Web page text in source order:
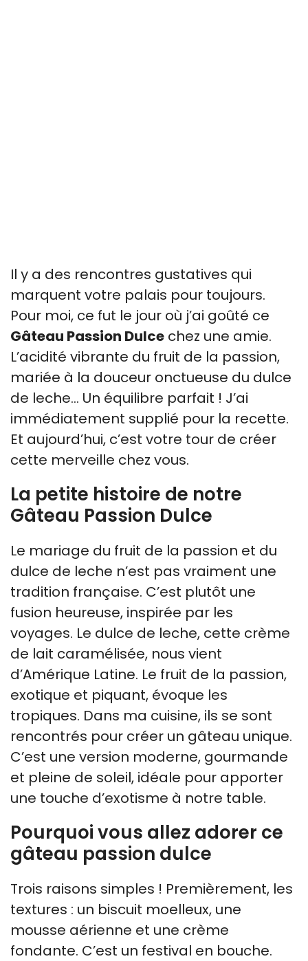
Il y a des rencontres gustatives qui
marquent votre palais pour toujours.
Pour moi, ce fut le jour où j’ai goûté ce
Gâteau Passion Dulce chez une amie.
L’acidité vibrante du fruit de la passion,
mariée à la douceur onctueuse du dulce
de leche… Un équilibre parfait ! J’ai
immédiatement supplié pour la recette.
Et aujourd’hui, c’est votre tour de créer
cette merveille chez vous.
La petite histoire de notre
Gâteau Passion Dulce
Le mariage du fruit de la passion et du
dulce de leche n’est pas vraiment une
tradition française. C’est plutôt une
fusion heureuse, inspirée par les
voyages. Le dulce de leche, cette crème
de lait caramélisée, nous vient
d’Amérique Latine. Le fruit de la passion,
exotique et piquant, évoque les
tropiques. Dans ma cuisine, ils se sont
rencontrés pour créer un gâteau unique.
C’est une version moderne, gourmande
et pleine de soleil, idéale pour apporter
une touche d’exotisme à notre table.
Pourquoi vous allez adorer ce
gâteau passion dulce
Trois raisons simples ! Premièrement, les
textures : un biscuit moelleux, une
mousse aérienne et une crème
fondante. C’est un festival en bouche.